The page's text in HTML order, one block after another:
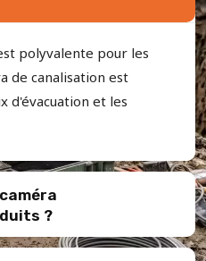
polyvalente pour les
de canalisation est
d'évacuation et les
?